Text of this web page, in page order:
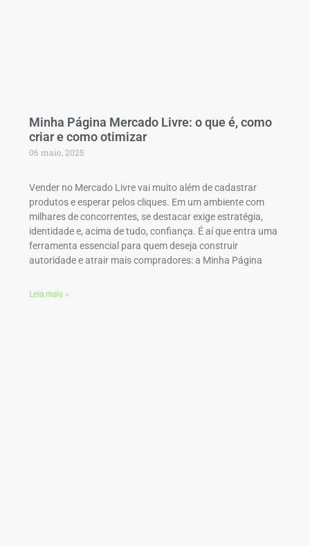
Minha Página Mercado Livre: o que é, como
criar e como otimizar
06 maio, 2025
Vender no Mercado Livre vai muito além de cadastrar
produtos e esperar pelos cliques. Em um ambiente com
milhares de concorrentes, se destacar exige estratégia,
identidade e, acima de tudo, confiança. É aí que entra uma
ferramenta essencial para quem deseja construir
autoridade e atrair mais compradores: a Minha Página
Leia mais »